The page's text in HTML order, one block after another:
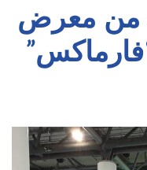
من معرض